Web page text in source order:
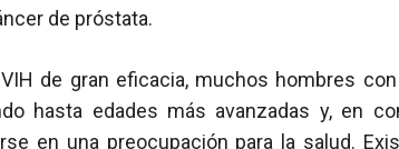
de próstata.
VIH de gran eficacia, muchos hombres
hasta edades más avanzadas y, en
en una preocupación para la salud.